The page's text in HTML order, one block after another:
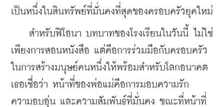
เป็นหนึ่งในสินทรัพย์ที่มั่นคงที่สุดของครอบครัวยุคใหม่
สำหรับฟิโอนา บทบาทของโรงเรียนในวันนี้ ไม่ใช่
เพียงการสอนหนังสือ แต่คือการร่วมมือกับครอบครัว
ในการสร้างมนุษย์คนหนึ่งให้พร้อมสำหรับโลกอนาคต
เธอเชื่อว่า หน้าที่ของพ่อแม่คือการมอบความรัก
ความอบอุ่น และความสัมพันธ์ที่มั่นคง ขณะที่หน้าที่